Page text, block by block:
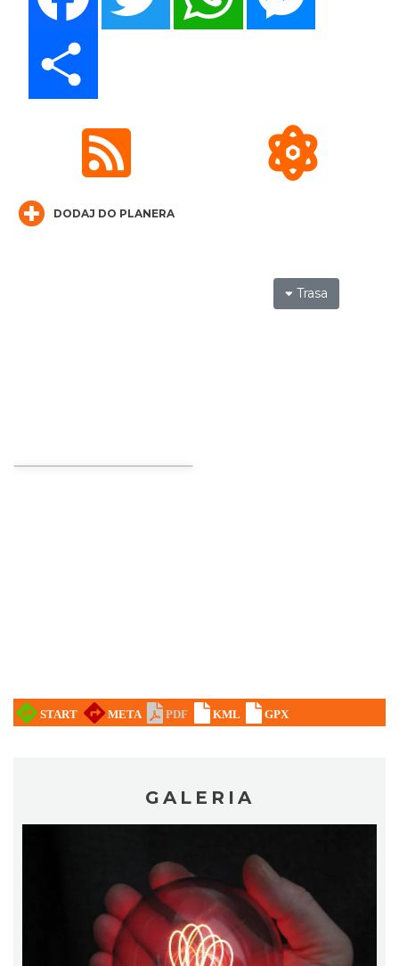
2026-10-03
Henryk Miśkiewicz – 75 lat Mistrza i Goście
Myslovitz - Sentymentalny powrót do lat
Poland Bachaturo Festiwal
DODAJ DO PLANERA
Trasa
GALERIA